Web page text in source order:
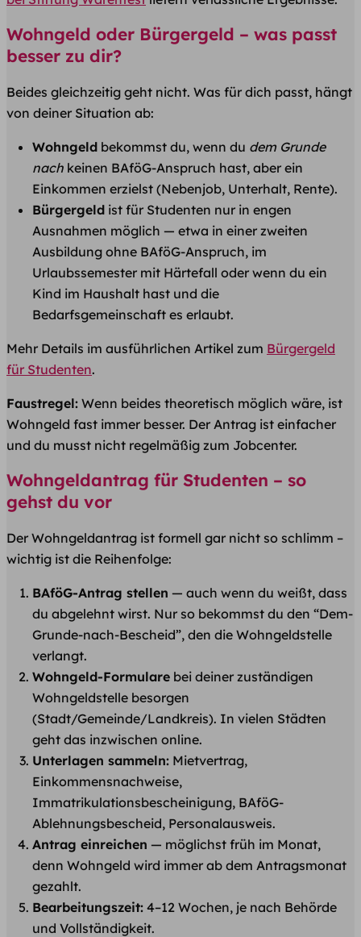
Wohngeld oder Bürgergeld – was passt
besser zu dir?
Beides gleichzeitig geht nicht. Was für dich passt, hängt
von deiner Situation ab:
Wohngeld bekommst du, wenn du dem Grunde
nach keinen BAföG-Anspruch hast, aber ein
Einkommen erzielst (Nebenjob, Unterhalt, Rente).
Bürgergeld ist für Studenten nur in engen
Ausnahmen möglich — etwa in einer zweiten
Ausbildung ohne BAföG-Anspruch, im
Urlaubssemester mit Härtefall oder wenn du ein
Kind im Haushalt hast und die
Bedarfsgemeinschaft es erlaubt.
Mehr Details im ausführlichen Artikel zum Bürgergeld
für Studenten.
Faustregel: Wenn beides theoretisch möglich wäre, ist
Wohngeld fast immer besser. Der Antrag ist einfacher
und du musst nicht regelmäßig zum Jobcenter.
Wohngeldantrag für Studenten – so
gehst du vor
Der Wohngeldantrag ist formell gar nicht so schlimm –
wichtig ist die Reihenfolge:
BAföG-Antrag stellen — auch wenn du weißt, dass
du abgelehnt wirst. Nur so bekommst du den “Dem-
Grunde-nach-Bescheid”, den die Wohngeldstelle
verlangt.
Wohngeld-Formulare bei deiner zuständigen
Wohngeldstelle besorgen
(Stadt/Gemeinde/Landkreis). In vielen Städten
geht das inzwischen online.
Unterlagen sammeln: Mietvertrag,
Einkommensnachweise,
Immatrikulationsbescheinigung, BAföG-
Ablehnungsbescheid, Personalausweis.
Antrag einreichen — möglichst früh im Monat,
denn Wohngeld wird immer ab dem Antragsmonat
gezahlt.
Bearbeitungszeit: 4–12 Wochen, je nach Behörde
und Vollständigkeit.